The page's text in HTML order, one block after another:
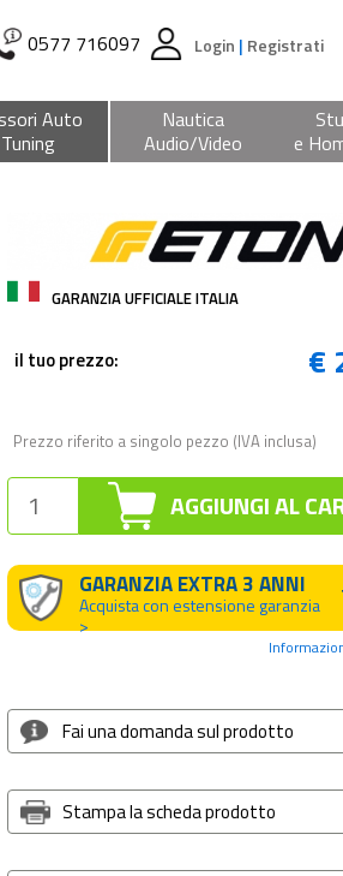
0577 716097 Login | Registrati
Auto
Nautica
Audio/Video
e
GARANZIA UFFICIALE ITALIA
€
il tuo prezzo:
Prezzo riferito a singolo pezzo (IVA inclusa)
AGGIUNGI AL
GARANZIA EXTRA 3 ANNI
Acquista con estensione garanzia
>
Fai una domanda sul prodotto
Stampa la scheda prodotto